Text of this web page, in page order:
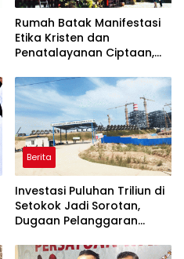
Rumah Batak Manifestasi
Etika Kristen dan
Penatalayanan Ciptaan,
Memuliakan Tuhan
Berita
Investasi Puluhan Triliun di
Setokok Jadi Sorotan,
Dugaan Pelanggaran
Pekerja Mencuat